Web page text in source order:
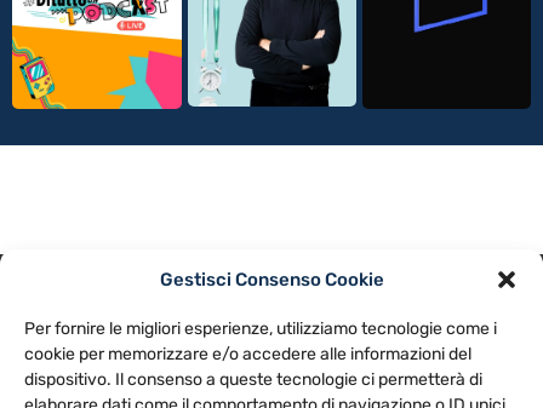
Gestisci Consenso Cookie
Per fornire le migliori esperienze, utilizziamo tecnologie come i
cookie per memorizzare e/o accedere alle informazioni del
dispositivo. Il consenso a queste tecnologie ci permetterà di
NOTE LEGALI
CONTATTACI PREFERENZE